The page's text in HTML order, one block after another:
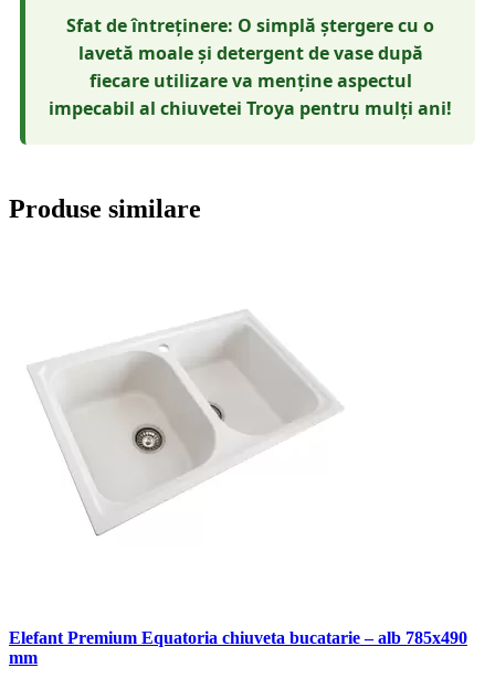
Sfat de întreținere: O simplă ștergere cu o
lavetă moale și detergent de vase după
fiecare utilizare va menține aspectul
impecabil al chiuvetei Troya pentru mulți ani!
Produse similare
Elefant Premium Equatoria chiuveta bucatarie – alb 785x490
mm